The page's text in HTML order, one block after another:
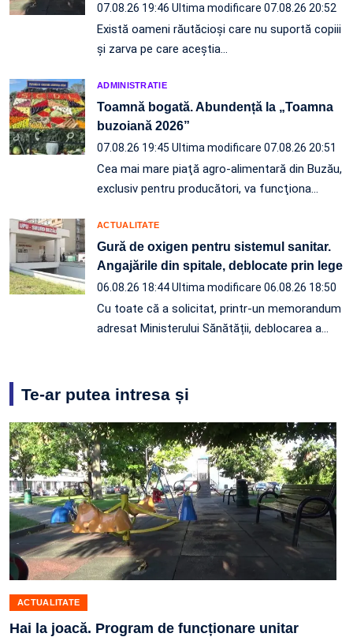
07.08.26 19:46 Ultima modificare 07.08.26 20:52
Există oameni răutăcioși care nu suportă copiii
și zarva pe care aceștia…
ADMINISTRATIE
Toamnă bogată. Abundență la „Toamna
buzoiană 2026”
07.08.26 19:45 Ultima modificare 07.08.26 20:51
Cea mai mare piaţă agro-alimentară din Buzău,
exclusiv pentru producători, va funcţiona…
ACTUALITATE
Gură de oxigen pentru sistemul sanitar.
Angajările din spitale, deblocate prin lege
06.08.26 18:44Ultima modificare 06.08.26 18:50
Cu toate că a solicitat, printr-un memorandum
adresat Ministerului Sănătății, deblocarea a…
Te-ar putea intresa și
ACTUALITATE
Hai la joacă. Program de funcționare unitar